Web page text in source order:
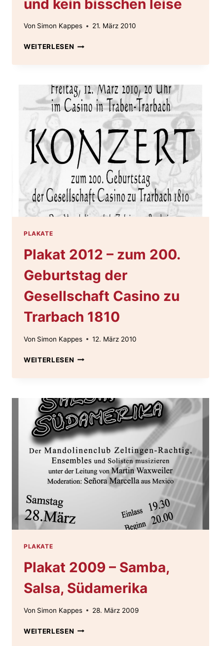
und kein bisschen leise
Von Simon Kappes 21. März 2010
WEITERLESENPLAKAT
JAHRE
UND
KEIN
LEISE
PLAKATE
Plakat 2012 – zum 200.
Geburtstag der
Gesellschaft Casino zu
Trarbach 1810
Von Simon Kappes 12. März 2010
WEITERLESENPLAKAT
200.
GEBURTSTAG
DER
GESELLSCHAFT
CASINO
ZU
TRARBACH
1810
PLAKATE
Plakat 2009 – Samba,
Salsa, Südamerika
Von Simon Kappes 28. März 2009
WEITERLESENPLAKAT